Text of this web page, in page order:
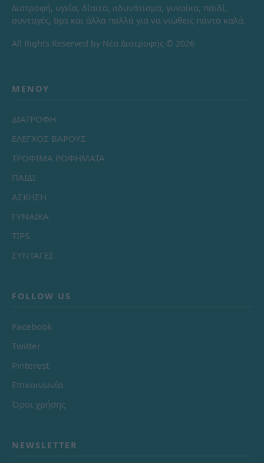
Διατροφή, υγεία, δίαιτα, αδυνάτισμα, γυναίκα, παιδί,
συνταγές, tips και άλλα πολλά για να νιώθεις πάντα καλά.
All Rights Reserved by Νέα Διατροφής © 2026
ΜΕΝΟΎ
ΔΙΑΤΡΟΦΗ
ΕΛΕΓΧΟΣ ΒΑΡΟΥΣ
ΤΡΟΦΙΜΑ ΡΟΦΗΜΑΤΑ
ΠΑΙΔΙ
ΑΣΚΗΣΗ
ΓΥΝΑΙΚΑ
TIPS
ΣΥΝΤΑΓΕΣ
FOLLOW US
Facebook
Twitter
Pinterest
Επικοινωνία
Όροι χρήσης
NEWSLETTER